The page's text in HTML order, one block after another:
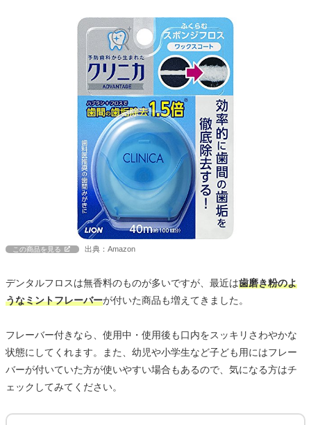
この商品を見る 出典：Amazon
デンタルフロスは無香料のものが多いですが、最近は歯磨き粉のよ
うなミントフレーバーが付いた商品も増えてきました。
フレーバー付きなら、使用中・使用後も口内をスッキリさわやかな
状態にしてくれます。また、幼児や小学生など子ども用にはフレー
バーが付いていた方が使いやすい場合もあるので、気になる方はチ
ェックしてみてください。